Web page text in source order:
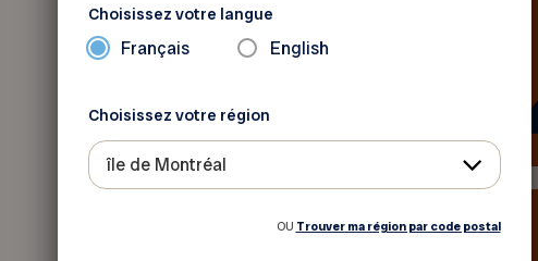
Choisissez votre langue
Français English
Choisissez votre région
île de Montréal
OU Trouver ma région par code postal